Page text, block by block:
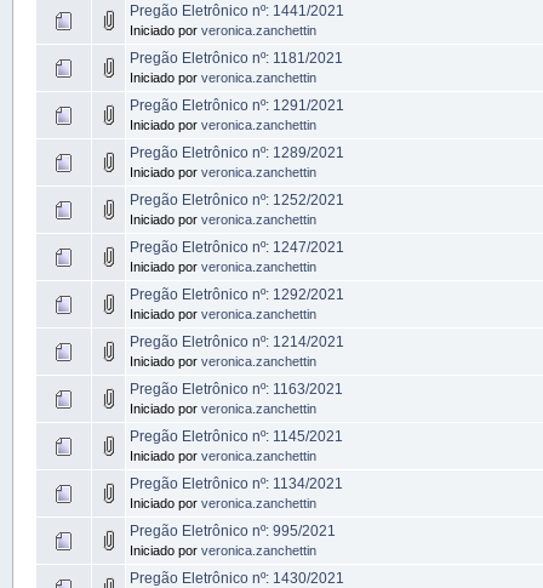
Pregão Eletrônico nº: 1441/2021
Iniciado por veronica.zanchettin
Pregão Eletrônico nº: 1181/2021
Iniciado por veronica.zanchettin
Pregão Eletrônico nº: 1291/2021
Iniciado por veronica.zanchettin
Pregão Eletrônico nº: 1289/2021
Iniciado por veronica.zanchettin
Pregão Eletrônico nº: 1252/2021
Iniciado por veronica.zanchettin
Pregão Eletrônico nº: 1247/2021
Iniciado por veronica.zanchettin
Pregão Eletrônico nº: 1292/2021
Iniciado por veronica.zanchettin
Pregão Eletrônico nº: 1214/2021
Iniciado por veronica.zanchettin
Pregão Eletrônico nº: 1163/2021
Iniciado por veronica.zanchettin
Pregão Eletrônico nº: 1145/2021
Iniciado por veronica.zanchettin
Pregão Eletrônico nº: 1134/2021
Iniciado por veronica.zanchettin
Pregão Eletrônico nº: 995/2021
Iniciado por veronica.zanchettin
Pregão Eletrônico nº: 1430/2021